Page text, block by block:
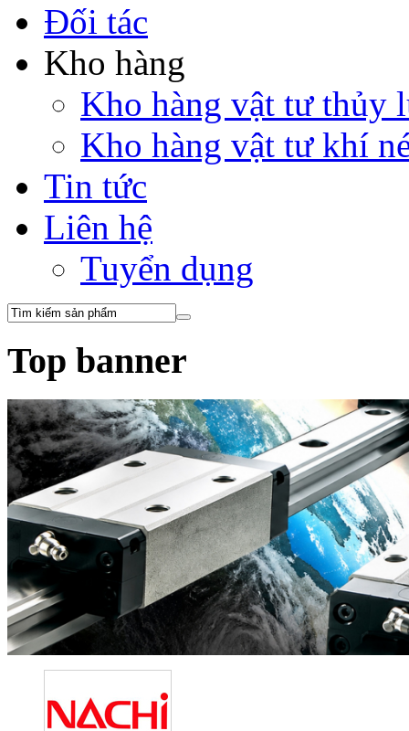
Đối tác
Kho hàng
Kho hàng vật tư thủy
Kho hàng vật tư khí
Tin tức
Liên hệ
Tuyển dụng
Top banner